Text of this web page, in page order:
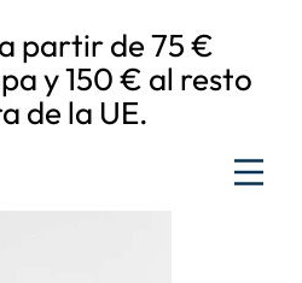
partir de 75 €
y 150 € al resto
de la UE.